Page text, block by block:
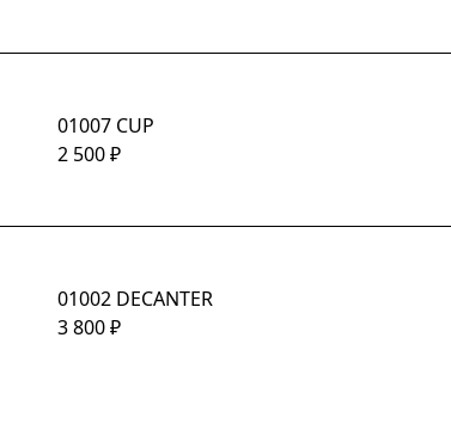
01007 CUP
2 500₽
01002 DECANTER
3 800₽